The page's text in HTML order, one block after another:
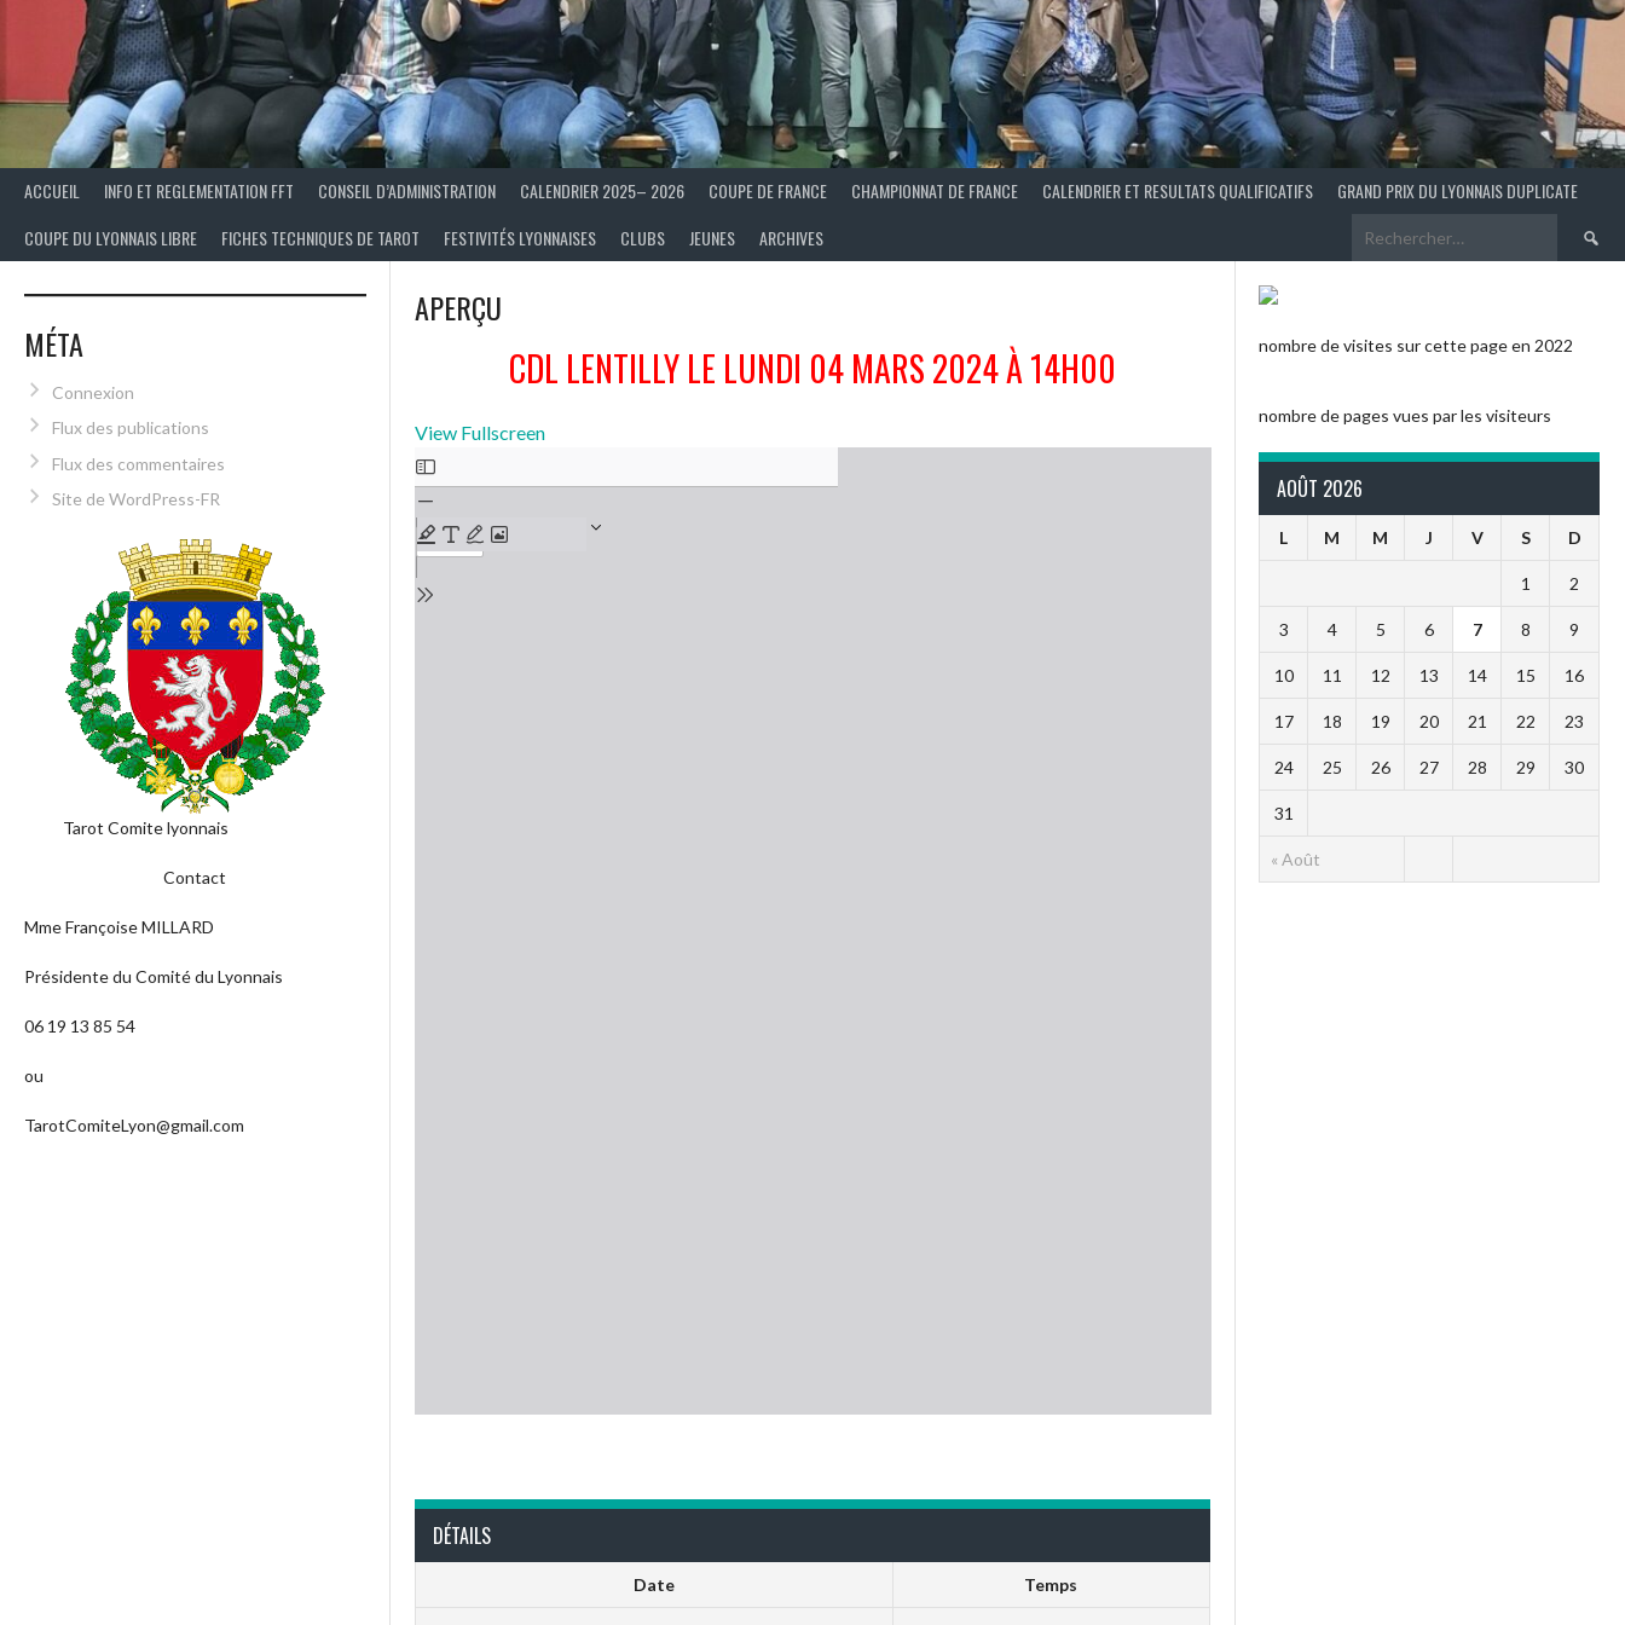
ACCUEIL INFO ET REGLEMENTATION FFT CONSEIL D’ADMINISTRATION CALENDRIER 2025– 2026 COUPE DE FRANCE CHAMPIONNAT DE FRANCE CALENDRIER ET RESULTATS QUALIFICATIFS
GRAND PRIX DU LYONNAIS DUPLICATE
COUPE DU LYONNAIS LIBRE
FICHES TECHNIQUES DE TAROT FESTIVITÉS LYONNAISES CLUBS JEUNES ARCHIVES
APERÇU
CDL LENTILLY LE LUNDI 04 MARS 2024 À 14H00
View Fullscreen
DÉTAILS
Date Temps
MÉTA
Connexion
Flux des publications
Flux des commentaires
Site de WordPress-FR
Tarot Comite lyonnais
Contact
Mme Françoise MILLARD
Présidente du Comité du Lyonnais
06 19 13 85 54
ou
TarotComiteLyon@gmail.com
nombre de visites sur cette page en 2022
nombre de pages vues par les visiteurs
AOÛT 2026
L M M J V S D
« Août
1 2
3 4 5 6 7 8 9
10 11 12 13 14 15 16
17 18 19 20 21 22 23
24 25 26 27 28 29 30
31